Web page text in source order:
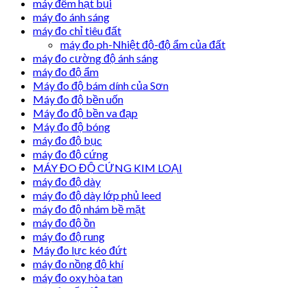
máy đếm hạt bụi
máy đo ánh sáng
máy đo chỉ tiêu đất
máy đo ph-Nhiệt độ-độ ẩm của đất
máy đo cường độ ánh sáng
máy đo độ ẩm
Máy đo độ bám dính của Sơn
Máy đo độ bền uốn
Máy đo độ bền va đạp
Máy đo độ bóng
máy đo độ bục
máy đo độ cứng
MÁY ĐO ĐỘ CỨNG KIM LOẠI
máy đo độ dày
máy đo độ dày lớp phủ leed
máy đo độ nhám bề mặt
máy đo độ ồn
máy đo độ rung
Máy đo lực kéo đứt
máy đo nồng độ khí
máy đo oxy hòa tan